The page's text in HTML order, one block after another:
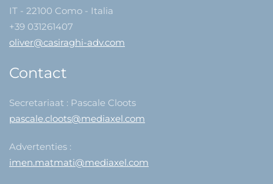
IT - 22100 Como - Italia
+39 031261407
oliver@casiraghi-adv.com
Contact
Secretariaat : Pascale Cloots
pascale.cloots@mediaxel.com
Advertenties :
imen.matmati@mediaxel.com